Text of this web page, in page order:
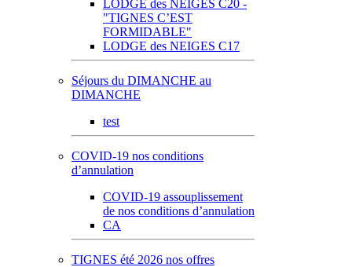
LODGE des NEIGES C20 -
"TIGNES C’EST
FORMIDABLE"
LODGE des NEIGES C17
Séjours du DIMANCHE au
DIMANCHE
test
COVID-19 nos conditions
d’annulation
COVID-19 assouplissement
de nos conditions d’annulation
CA
TIGNES été 2026 nos offres